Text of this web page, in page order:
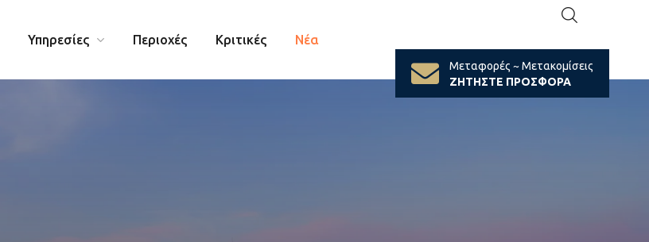
Υπηρεσίες Περιοχές Κριτικές Νέα
Μεταφορές ~ Μετακομίσεις
ΖΗΤΗΣΤΕ ΠΡΟΣΦΟΡΑ